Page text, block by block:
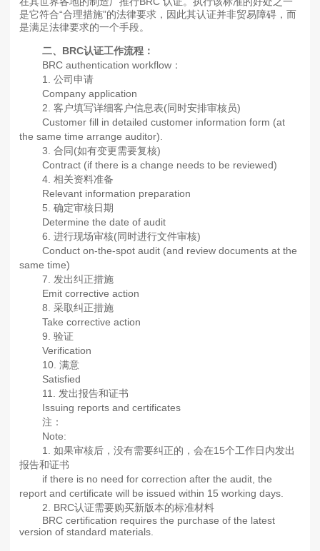
是它符合“合理措施”的法律要求，因此其认证并非贸易障碍，而
是满足法律要求的一个手段。
二、BRC认证工作流程：
BRC authentication workflow：
1. 公司申请
Company application
2. 客户填写详细客户信息表(同时安排审核员)
Customer fill in detailed customer information form (at
the same time arrange auditor).
3. 合同(如有变更需要复核)
Contract (if there is a change needs to be reviewed)
4. 相关资料准备
Relevant information preparation
5. 确定审核日期
Determine the date of audit
6. 进行现场审核(同时进行文件审核)
Conduct on-the-spot audit (and review documents at the
same time)
7. 发出纠正措施
Emit corrective action
8. 采取纠正措施
Take corrective action
9. 验证
Verification
10. 满意
Satisfied
11. 发出报告和证书
Issuing reports and certificates
注：
Note:
1. 如果审核后，没有需要纠正的，会在15个工作日内发出
报告和证书
if there is no need for correction after the audit, the
report and certificate will be issued within 15 working days.
2. BRC认证需要购买新版本的标准材料
BRC certification requires the purchase of the latest
version of standard materials.